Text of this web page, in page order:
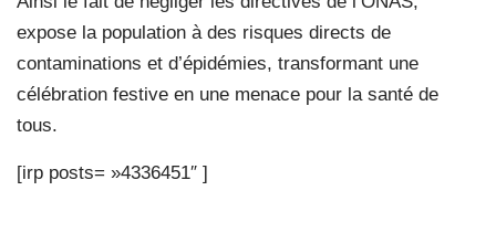
expose la population à des risques directs de
contaminations et d’épidémies, transformant une
célébration festive en une menace pour la santé de
tous.
[irp posts= »4336451″ ]